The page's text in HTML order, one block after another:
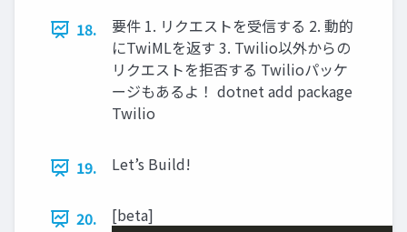
18.
要件 1. リクエストを受信する 2. 動的
にTwiMLを返す 3. Twilio以外からの
リクエストを拒否する Twilioパッケ
ージもあるよ！ dotnet add package
Twilio
19. Let’s Build!
20. [beta]